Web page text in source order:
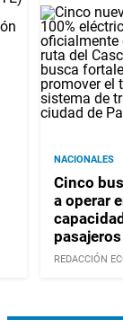
NACIONALES
Cinco
a operar
pasajeros
REDACCIÓN